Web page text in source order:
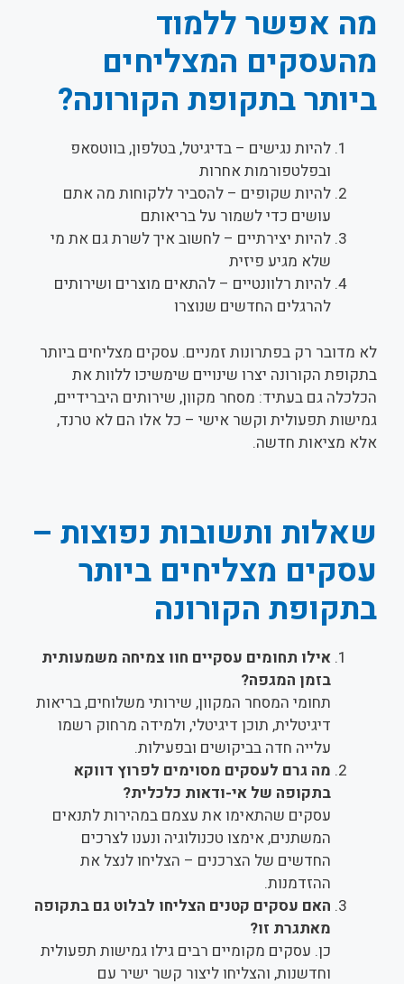
מה אפשר ללמוד
מהעסקים המצליחים
ביותר בתקופת הקורונה?
להיות נגישים – בדיגיטל, בטלפון, בווטסאפ
ובפלטפורמות אחרות
להיות שקופים – להסביר ללקוחות מה אתם
עושים כדי לשמור על בריאותם
להיות יצירתיים – לחשוב איך לשרת גם את מי
שלא מגיע פיזית
להיות רלוונטיים – להתאים מוצרים ושירותים
להרגלים החדשים שנוצרו
לא מדובר רק בפתרונות זמניים. עסקים מצליחים ביותר
בתקופת הקורונה יצרו שינויים שימשיכו ללוות את
הכלכלה גם בעתיד: מסחר מקוון, שירותים היברידיים,
גמישות תפעולית וקשר אישי – כל אלו הם לא טרנד,
אלא מציאות חדשה.
שאלות ותשובות נפוצות –
עסקים מצליחים ביותר
בתקופת הקורונה
אילו תחומים עסקיים חוו צמיחה משמעותית
בזמן המגפה?
תחומי המסחר המקוון, שירותי משלוחים, בריאות
דיגיטלית, תוכן דיגיטלי, ולמידה מרחוק רשמו
עלייה חדה בביקושים ובפעילות.
מה גרם לעסקים מסוימים לפרוץ דווקא
בתקופה של אי-ודאות כלכלית?
עסקים שהתאימו את עצמם במהירות לתנאים
המשתנים, אימצו טכנולוגיה ונענו לצרכים
החדשים של הצרכנים – הצליחו לנצל את
ההזדמנות.
האם עסקים קטנים הצליחו לבלוט גם בתקופה
מאתגרת זו?
כן. עסקים מקומיים רבים גילו גמישות תפעולית
וחדשנות, והצליחו ליצור קשר ישיר עם